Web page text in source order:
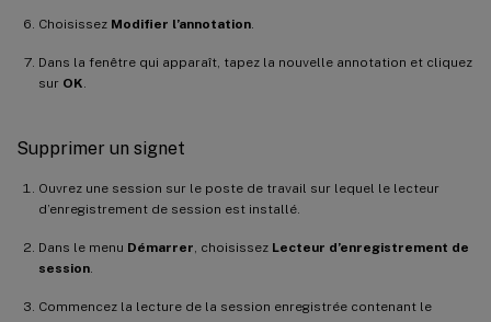
Choisissez Modifier l’annotation
Dans la fenêtre qui apparaît, tapez la nouvelle annotation et cliquez
sur OK
Supprimer un signet
Ouvrez une session sur le poste de travail sur lequel le lecteur
d’enregistrement de session est installé.
Dans le menu Démarrer , choisissez Lecteur d’enregistrement de
session
Commencez la lecture de la session enregistrée contenant le